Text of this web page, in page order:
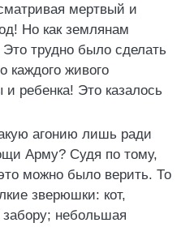
мертвый и
Но как землянам
трудно было сделать
каждого живого
ребенка! Это казалось
агонию лишь ради
Арму? Судя по тому,
можно было верить. То
зверюшки: кот,
небольшая